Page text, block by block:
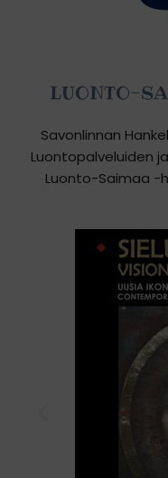
LUONTO-
Savonlinnan
Luontopalveluiden
Luonto-Saimaa -